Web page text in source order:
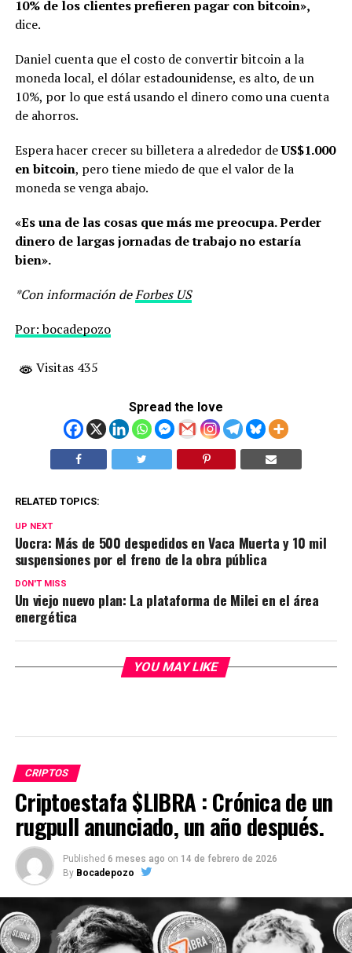
10% de los clientes prefieren pagar con bitcoin»,
dice.
Daniel cuenta que el costo de convertir bitcoin a la
moneda local, el dólar estadounidense, es alto, de un
10%, por lo que está usando el dinero como una cuenta
de ahorros.
Espera hacer crecer su billetera a alrededor deUS$1.000
en bitcoin, pero tiene miedo de que el valor de la
moneda se venga abajo.
«Es una de las cosas que más me preocupa. Perder
dinero de largas jornadas de trabajo no estaría
bien».
*Con información deForbes US
Por: bocadepozo
Visitas 435
Spread the love
RELATED TOPICS:
UP NEXT
Uocra: Más de 500 despedidos en Vaca Muerta y 10 mil
suspensiones por el freno de la obra pública
DON'T MISS
Un viejo nuevo plan: La plataforma de Milei en el área
energética
YOU MAY LIKE
CRIPTOS
Criptoestafa $LIBRA : Crónica de un
rugpull anunciado, un año después.
Published 6 meses ago on 14 de febrero de 2026
By Bocadepozo